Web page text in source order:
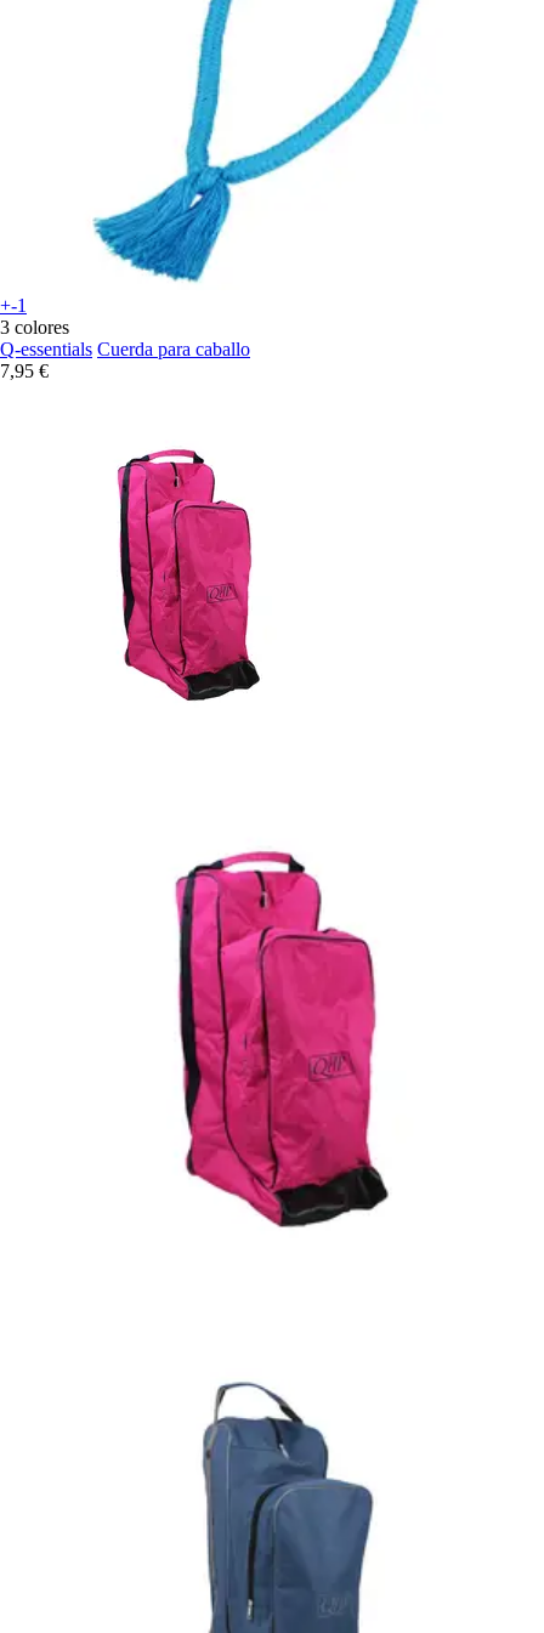
+-1
3 colores
Q-essentials Cuerda para caballo
7,95 €